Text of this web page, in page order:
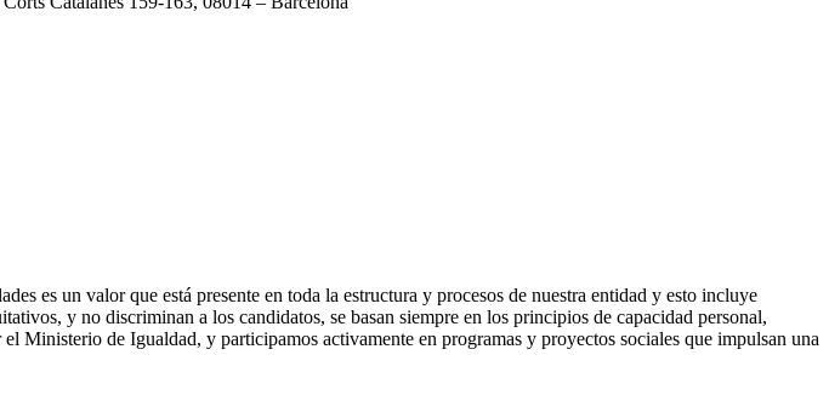
es un valor que está presente en toda la estructura y procesos de nuestra entidad y esto incluye
y no discriminan a los candidatos, se basan siempre en los principios de capacidad personal,
Ministerio de Igualdad, y participamos activamente en programas y proyectos sociales que impulsan una